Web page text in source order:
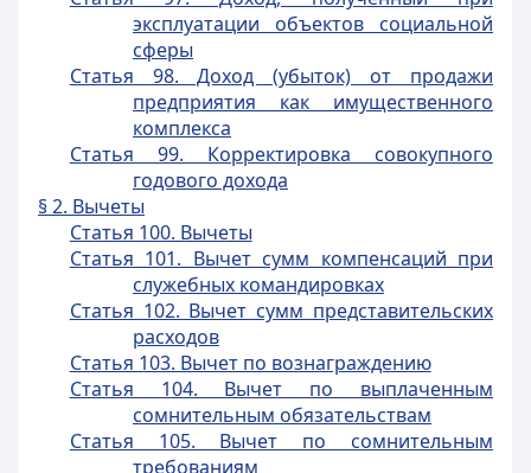
эксплуатации объектов социальной
сферы
Статья 98. Доход (убыток) от продажи
предприятия как имущественного
комплекса
Статья 99. Корректировка совокупного
годового дохода
§ 2. Вычеты
Статья 100. Вычеты
Статья 101. Вычет сумм компенсаций при
служебных командировках
Статья 102. Вычет сумм представительских
расходов
Статья 103. Вычет по вознаграждению
Статья 104. Вычет по выплаченным
сомнительным обязательствам
Статья 105. Вычет по сомнительным
требованиям